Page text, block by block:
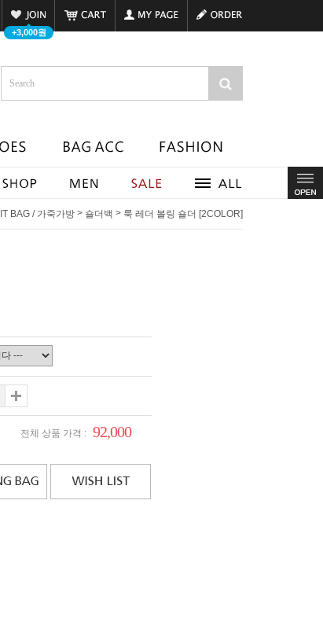
+3,000원
IT BAG / 가죽가방 > 숄더백 > 룩 레더 볼링 숄더 [2COLOR]
전체 상품 가격 : 92,000